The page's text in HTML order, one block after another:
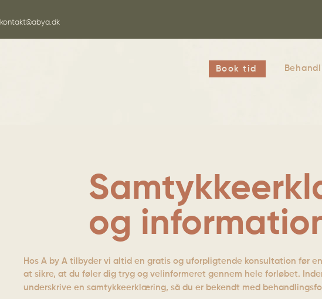
kontakt@abya.dk
Book tid
og
Hos A by A tilbyder vi altid en gratis og uforpligtende konsultation før
at sikre, at du føler dig tryg og velinformeret gennem hele forløbet.
underskrive en samtykkeerklæring, så du er bekendt med